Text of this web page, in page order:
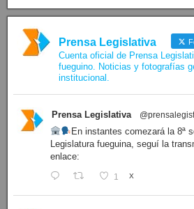
Prensa Legislativa
Cuenta oficial de Prensa
fueguino. Noticias y fotografías
institucional.
Prensa Legislativa
En instantes comezará la 8ª
Legislatura fueguina, seguí la
enlace:
1 X